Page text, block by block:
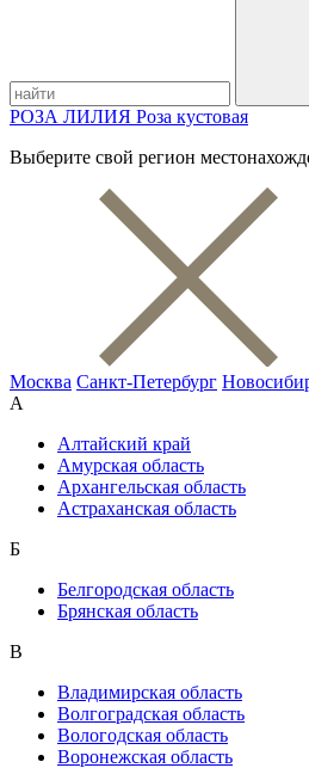
РОЗА ЛИЛИЯ Роза кустовая
Выберите свой регион
Москва Санкт-Петербург
А
Алтайский край
Амурская область
Архангельская область
Астраханская область
Б
Белгородская область
Брянская область
В
Владимирская область
Волгоградская область
Вологодская область
Воронежская область